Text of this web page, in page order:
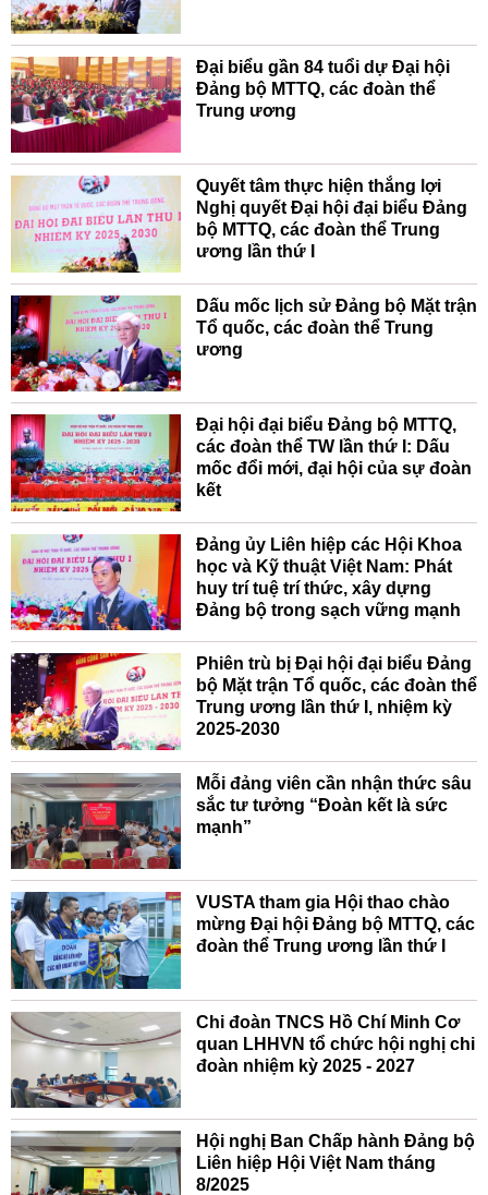
Đại biểu gần 84 tuổi dự Đại hội
Đảng bộ MTTQ, các đoàn thể
Trung ương
Quyết tâm thực hiện thắng lợi
Nghị quyết Đại hội đại biểu Đảng
bộ MTTQ, các đoàn thể Trung
ương lần thứ I
Dấu mốc lịch sử Đảng bộ Mặt trận
Tổ quốc, các đoàn thể Trung
ương
Đại hội đại biểu Đảng bộ MTTQ,
các đoàn thể TW lần thứ I: Dấu
mốc đổi mới, đại hội của sự đoàn
kết
Đảng ủy Liên hiệp các Hội Khoa
học và Kỹ thuật Việt Nam: Phát
huy trí tuệ trí thức, xây dựng
Đảng bộ trong sạch vững mạnh
Phiên trù bị Đại hội đại biểu Đảng
bộ Mặt trận Tổ quốc, các đoàn thể
Trung ương lần thứ I, nhiệm kỳ
2025-2030
Mỗi đảng viên cần nhận thức sâu
sắc tư tưởng “Đoàn kết là sức
mạnh”
VUSTA tham gia Hội thao chào
mừng Đại hội Đảng bộ MTTQ, các
đoàn thể Trung ương lần thứ I
Chi đoàn TNCS Hồ Chí Minh Cơ
quan LHHVN tổ chức hội nghị chi
đoàn nhiệm kỳ 2025 - 2027
Hội nghị Ban Chấp hành Đảng bộ
Liên hiệp Hội Việt Nam tháng
8/2025